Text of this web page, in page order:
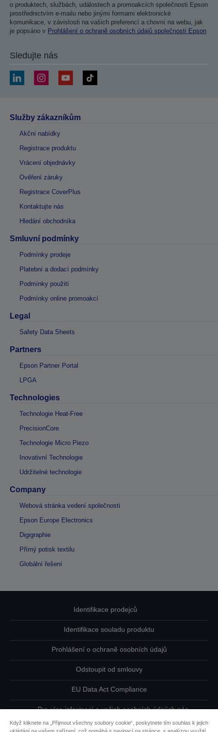
o produktech, službách, událostech a promoakcích společnosti Epson
prostřednictvím e-mailu nebo jinými formami elektronické
komunikace, v závislosti na vašich preferencí a chovní na webu, jak
je popsáno v Prohlášení o ochraně osobních údajů společnosti Epson
Sledujte nás
Služby zákazníkům
Akční nabídky
Registrace produktu
Vrácení objednávky
Ověření záruky
Registrace CoverPlus
Kontaktujte nás
Hledání obchodníka
Smluvní podmínky
Podmínky prodeje
Platební a dodací podmínky
Podmínky použití
Podmínky online promoakcí
Legal
Safety Data Sheets
Partners
Epson Partner Portal
LPGA
Technologies
Technologie Heat-Free
PrecisionCore
Technologie Micro Piezo
Inovativní Technologie
Udržitelné technologie
Company
Webová stránka vedení společnosti
Epson Europe Electronics
Digigraphie
Přímý potisk textilu
Globální řešení
Identifikace prodejců
Identifikace souladu produktu
Prohlášení o ochraně osobních údajů
Odstoupit od smlouvy
EU Data Act Compliance
Pro více informací o vašich osobních údajích nás
Když kliknete na „Přijmout všechny soubory cookie“, poskytnete tím souhlas k jejich